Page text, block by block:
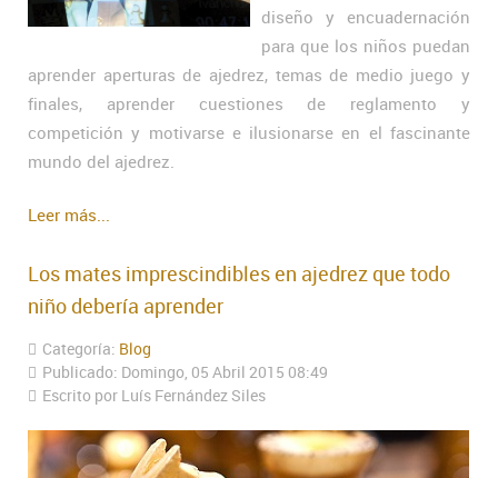
diseño y encuadernación
para que los niños puedan
aprender aperturas de ajedrez, temas de medio juego y
finales, aprender cuestiones de reglamento y
competición y motivarse e ilusionarse en el fascinante
mundo del ajedrez.
Leer más...
Los mates imprescindibles en ajedrez que todo
niño debería aprender
Categoría: Blog
Publicado: Domingo, 05 Abril 2015 08:49
Escrito por Luís Fernández Siles